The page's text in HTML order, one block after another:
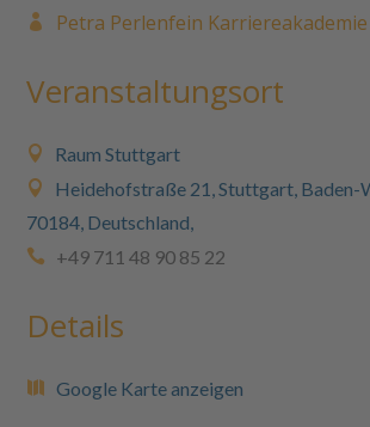
Petra Perlenfein Karriereakademie
Veranstaltungsort
Raum Stuttgart
Heidehofstraße 21, Stuttgart,
70184, Deutschland,
+49 711 48 90 85 22
Details
Google Karte anzeigen